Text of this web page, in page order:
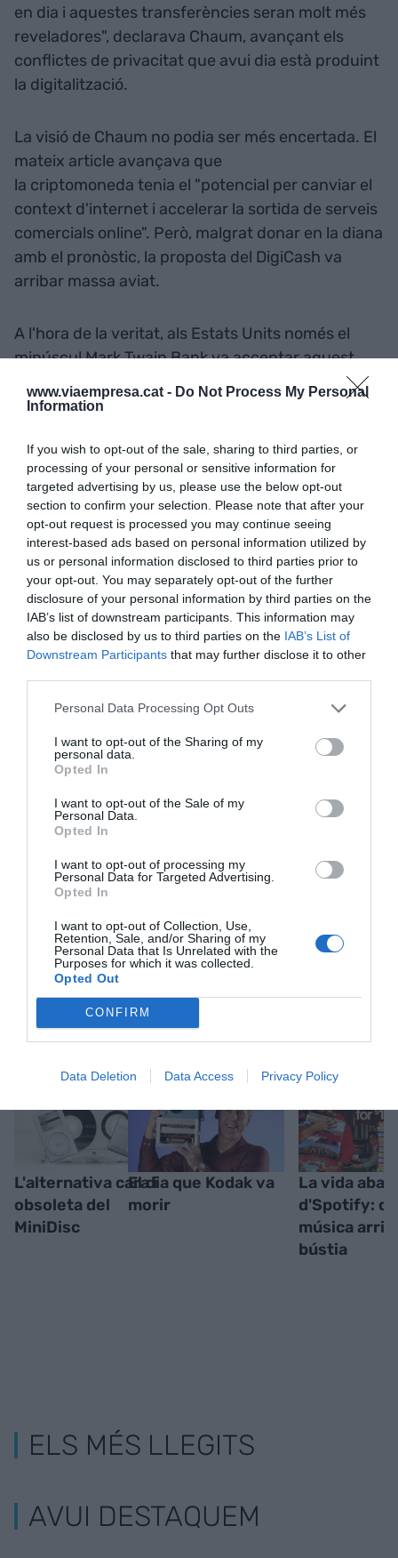
www.viaempresa.cat - Do Not Process My Personal
Information
If you wish to opt-out of the sale, sharing to third parties, or
processing of your personal or sensitive information for
targeted advertising by us, please use the below opt-out
section to confirm your selection. Please note that after your
opt-out request is processed you may continue seeing
interest-based ads based on personal information utilized by
us or personal information disclosed to third parties prior to
your opt-out. You may separately opt-out of the further
disclosure of your personal information by third parties on the
IAB’s list of downstream participants. This information may
also be disclosed by us to third parties on the IAB’s List of
Downstream Participants that may further disclose it to other
Personal Data Processing Opt Outs
I want to opt-out of the Sharing of my
personal data.
Opted In
I want to opt-out of the Sale of my
Personal Data.
Opted In
I want to opt-out of processing my
Personal Data for Targeted Advertising.
Opted In
I want to opt-out of Collection, Use,
Retention, Sale, and/or Sharing of my
Personal Data that Is Unrelated with the
Purposes for which it was collected.
Opted Out
CONFIRM
Data Deletion Data Access Privacy Policy
en dia i aquestes transferències seran molt més
reveladores", declarava Chaum, avançant els
conflictes de privacitat que avui dia està produint
la digitalització.
La visió de Chaum no podia ser més encertada. El
mateix article avançava que
la criptomoneda tenia el "potencial per canviar el
context d'internet i accelerar la sortida de serveis
comercials online". Però, malgrat donar en la diana
amb el pronòstic, la proposta del DigiCash va
arribar massa aviat.
A l'hora de la veritat, als Estats Units només el
minúscul Mark Twain Bank va acceptar aquest
sistema que l'inhabilitava a seguir els moviments
dels seus clients, i ja amb la companyia a l'UCI,
clients alemanys.
La companyia va ser incapaç de créixer en
usuaris tant per la manca d'acords amb els bancs
com per l'encara incipient desenvolupament del
comerç electrònic. El 1999, just després de la
fallida de l'empresa, Chaum es lamentava d'haver
arribat en un moment en què el comerç
electrònic encara duia bolquers. Potser en
AfegirVIA Empresa
Google de forma gratuïta
ACTIVAR ARA
RELACIONADES
L'alternativa cara i
obsoleta del
MiniDisc
El dia que Kodak va
morir
La vida
d'Spotify:
música
bústia
ELS MÉS LLEGITS
AVUI DESTAQUEM